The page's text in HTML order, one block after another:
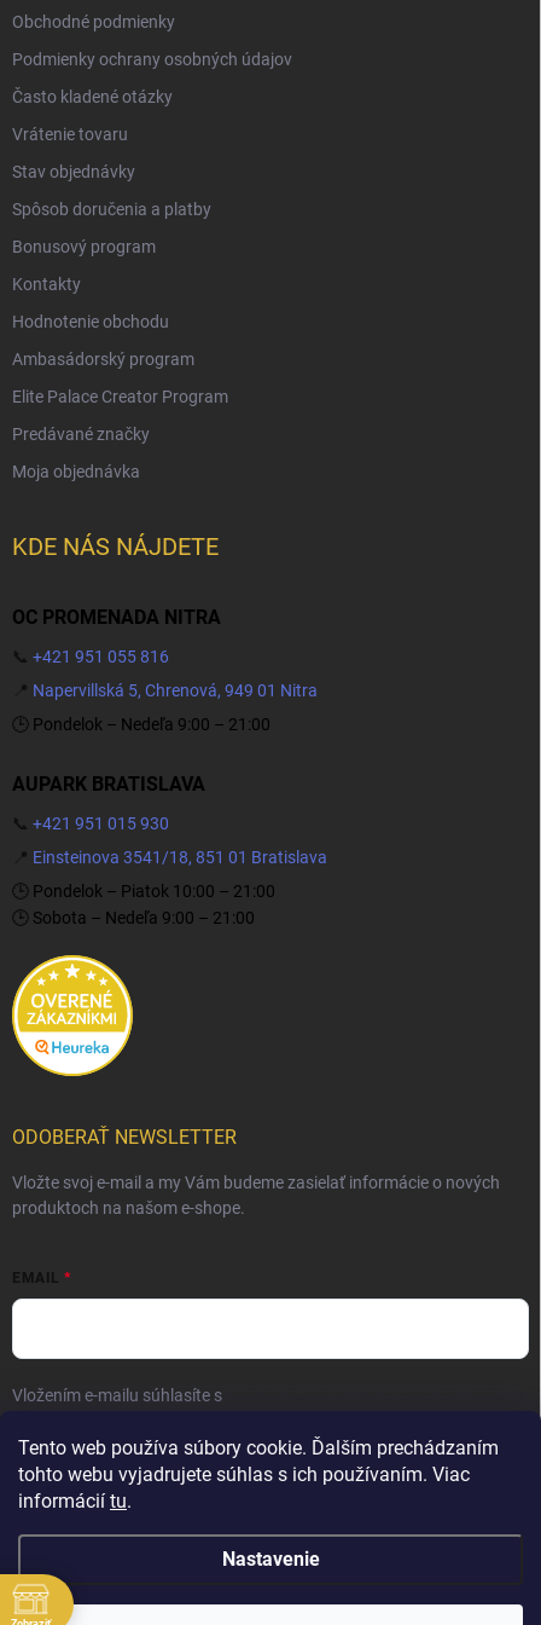
Tento web používa súbory cookie. Ďalším prechádzaním
tohto webu vyjadrujete súhlas s ich používaním. Viac
informácií tu.
Nastavenie
Obchodné podmienky
Podmienky ochrany osobných údajov
Často kladené otázky
Vrátenie tovaru
Stav objednávky
Spôsob doručenia a platby
Bonusový program
Kontakty
Hodnotenie obchodu
Ambasádorský program
Elite Palace Creator Program
Predávané značky
Moja objednávka
KDE NÁS NÁJDETE
OC PROMENADA NITRA
📞 +421 951 055 816
📍 Napervillská 5, Chrenová, 949 01 Nitra
🕒 Pondelok – Nedeľa 9:00 – 21:00
AUPARK BRATISLAVA
📞 +421 951 015 930
📍 Einsteinova 3541/18, 851 01 Bratislava
🕒 Pondelok – Piatok 10:00 – 21:00
🕒 Sobota – Nedeľa 9:00 – 21:00
ODOBERAŤ NEWSLETTER
Vložte svoj e-mail a my Vám budeme zasielať informácie o nových
produktoch na našom e-shope.
EMAIL
Vložením e-mailu súhlasíte s
Prihlásiť sa